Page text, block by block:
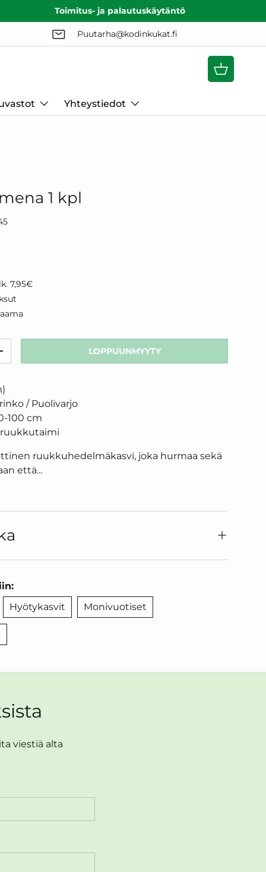
Toimitus- ja palautuskäytäntö
Puutarha@kodinkukat.fi
Ostoskori
Yhteystiedot
1 kpl
7,95€
MÄÄRÄÄ LOPPUUNMYYTY
/ Puolivarjo
100 cm
ruukkuhedelmäkasvi, joka hurmaa sekä
että...
Hyötykasvit Monivuotiset
viestiä alta